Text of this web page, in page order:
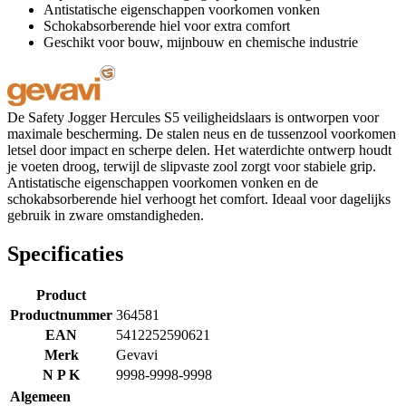
Antistatische eigenschappen voorkomen vonken
Schokabsorberende hiel voor extra comfort
Geschikt voor bouw, mijnbouw en chemische industrie
De Safety Jogger Hercules S5 veiligheidslaars is ontworpen voor
maximale bescherming. De stalen neus en de tussenzool voorkomen
letsel door impact en scherpe delen. Het waterdichte ontwerp houdt
je voeten droog, terwijl de slipvaste zool zorgt voor stabiele grip.
Antistatische eigenschappen voorkomen vonken en de
schokabsorberende hiel verhoogt het comfort. Ideaal voor dagelijks
gebruik in zware omstandigheden.
Specificaties
Product
Productnummer 364581
EAN
5412252590621
Merk
Gevavi
N P K
9998-9998-9998
Algemeen